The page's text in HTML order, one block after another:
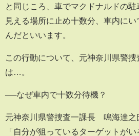
と同じころ、車でマクドナルドの
見える場所に止め十数分、車内に
んだといいます。
この行動について、元神奈川県警
は…。
──なぜ車内で十数分待機？
元神奈川県警捜査一課長 鳴海達之
「自分が狙っているターゲットが